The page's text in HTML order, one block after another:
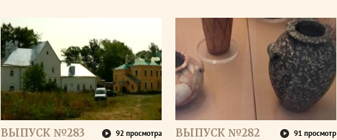
ВЫПУСК №283 92 просмотра ВЫПУСК №282 91 просмотр